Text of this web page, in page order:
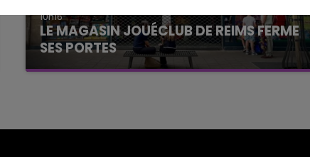
10h16
LE MAGASIN JOUÉCLUB DE REIMS FERME
SES PORTES
C'était l'une des institutions du centre-ville